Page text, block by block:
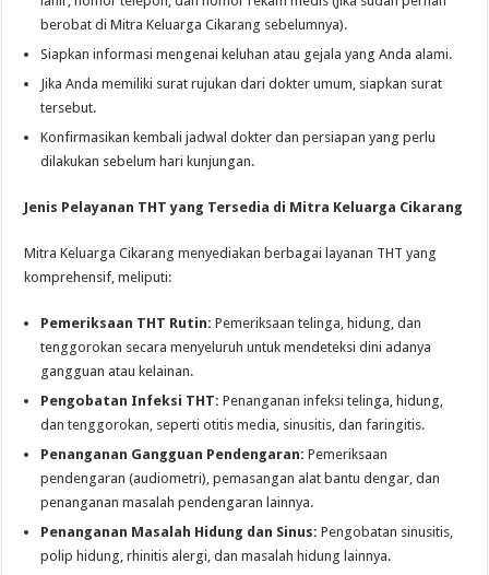
berobat di Mitra Keluarga Cikarang sebelumnya).
Siapkan informasi mengenai keluhan atau gejala yang Anda alami.
Jika Anda memiliki surat rujukan dari dokter umum, siapkan surat
tersebut.
Konfirmasikan kembali jadwal dokter dan persiapan yang perlu
dilakukan sebelum hari kunjungan.
Jenis Pelayanan THT yang Tersedia di Mitra Keluarga Cikarang
Mitra Keluarga Cikarang menyediakan berbagai layanan THT yang
komprehensif, meliputi:
Pemeriksaan THT Rutin: Pemeriksaan telinga, hidung, dan
tenggorokan secara menyeluruh untuk mendeteksi dini adanya
gangguan atau kelainan.
Pengobatan Infeksi THT: Penanganan infeksi telinga, hidung,
dan tenggorokan, seperti otitis media, sinusitis, dan faringitis.
Penanganan Gangguan Pendengaran: Pemeriksaan
pendengaran (audiometri), pemasangan alat bantu dengar, dan
penanganan masalah pendengaran lainnya.
Penanganan Masalah Hidung dan Sinus: Pengobatan sinusitis,
polip hidung, rhinitis alergi, dan masalah hidung lainnya.